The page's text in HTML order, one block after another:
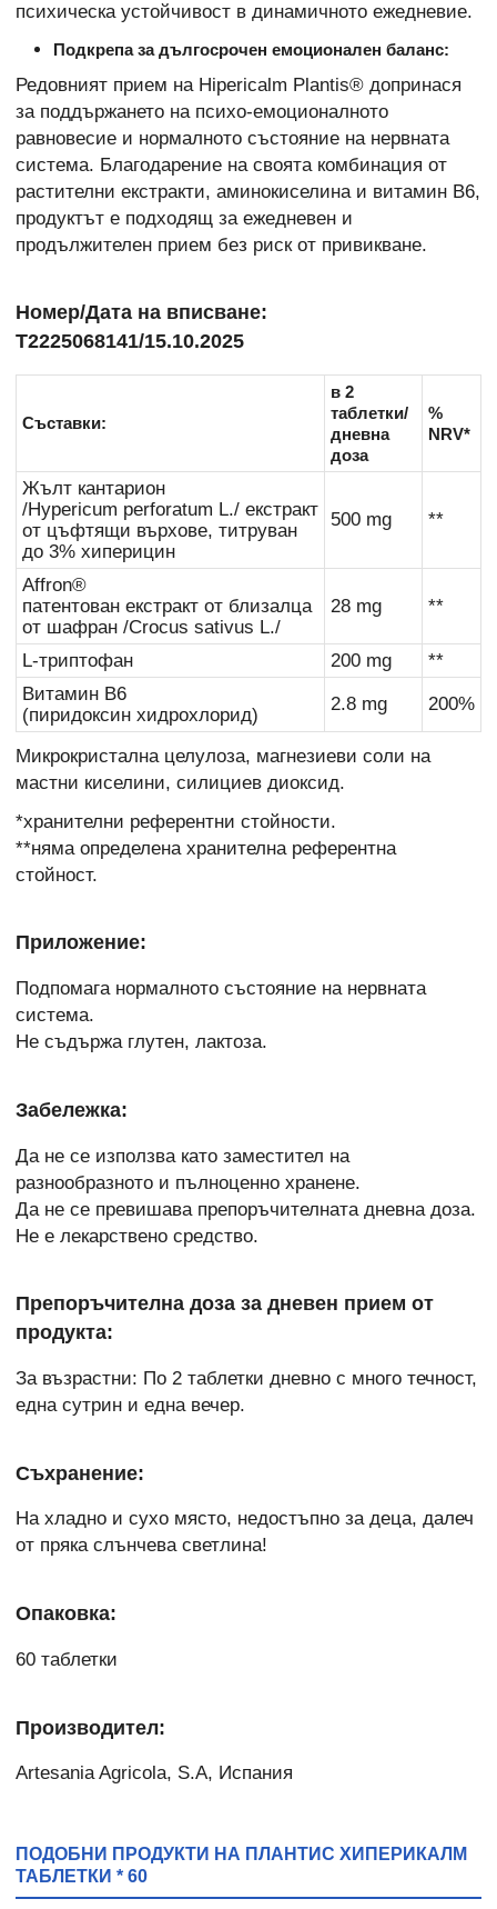
психическа устойчивост в динамичното ежедневие.
Подкрепа за дългосрочен емоционален баланс:
Редовният прием на Hipericalm Plantis® допринася
за поддържането на психо-емоционалното
равновесие и нормалното състояние на нервната
система. Благодарение на своята комбинация от
растителни екстракти, аминокиселина и витамин B6,
продуктът е подходящ за ежедневен и
продължителен прием без риск от привикване.
Номер/Дата на вписване:
Т2225068141/15.10.2025
Съставки:
в 2
таблетки/
дневна
доза
%
NRV*
Жълт кантарион
/Hypericum perforatum L./ екстракт
от цъфтящи върхове, титруван
до 3% хиперицин
500 mg **
Affron®
патентован екстракт от близалца
от шафран /Crocus sativus L./
28 mg **
L-триптофан 200 mg
**
Витамин B6
(пиридоксин хидрохлорид)
2.8 mg 200%
Микрокристална целулоза, магнезиеви соли на
мастни киселини, силициев диоксид.
*хранителни референтни стойности.
**няма определена хранителна референтна
стойност.
Приложение:
Подпомага нормалното състояние на нервната
система.
Не съдържа глутен, лактоза.
Забележка:
Да не се използва като заместител на
разнообразното и пълноценно хранене.
Да не се превишава препоръчителната дневна доза.
Не е лекарствено средство.
Препоръчителна доза за дневен прием от
продукта:
За възрастни: По 2 таблетки дневно с много течност,
една сутрин и една вечер.
Съхранение:
На хладно и сухо място, недостъпно за деца, далеч
от пряка слънчева светлина!
Опаковка:
60 таблетки
Производител:
Artesania Agricola, S.A, Испания
ПОДОБНИ ПРОДУКТИ НА ПЛАНТИС ХИПЕРИКАЛМ
ТАБЛЕТКИ * 60